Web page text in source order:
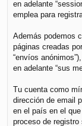
en adelante
emplea para
Además podemos
páginas creadas
“envíos
en adelante “sus
Tu cuenta como
dirección de email
en el país en el
proceso de registro